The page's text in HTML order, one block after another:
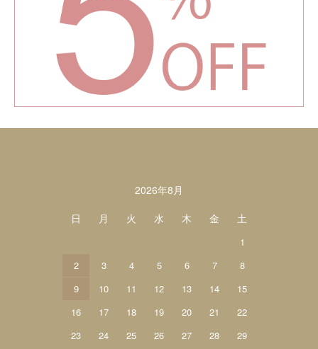
2026年8月
日
月 火 水 木 金 土
1
2
3 4 5 6 7
8
9
10 11 12 13 14
15
16
17 18 19 20 21
22
23
24 25 26 27 28
29